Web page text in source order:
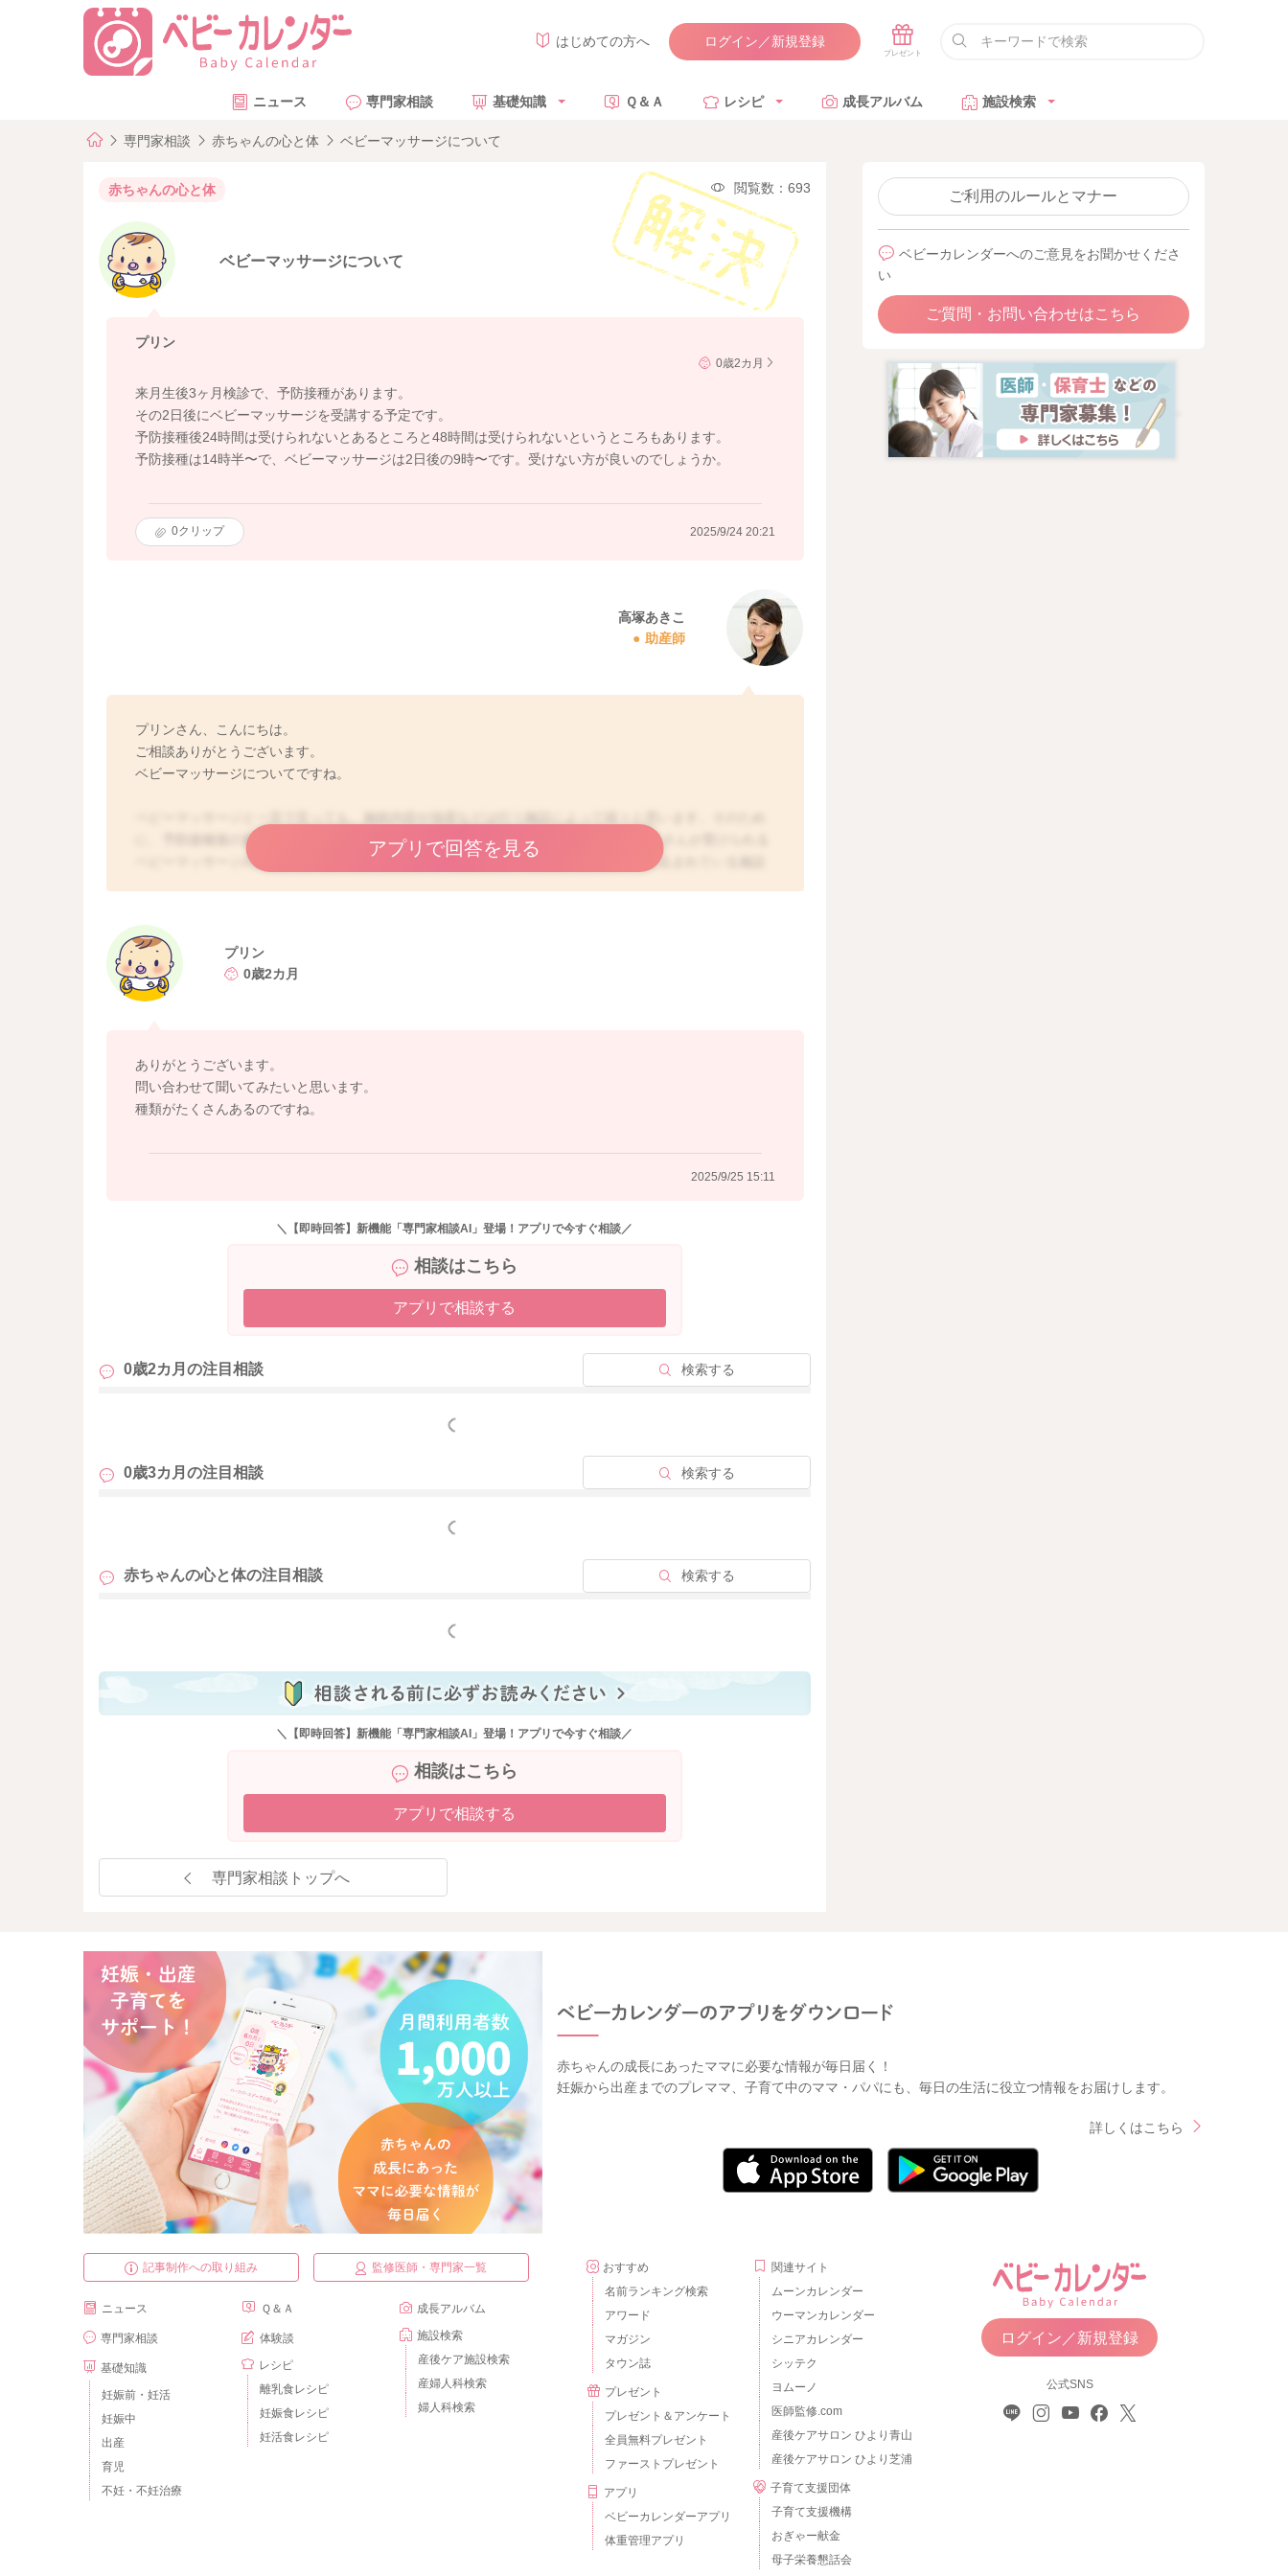
はじめての方へ ログイン／新規登録
ニュース 専門家相談 基礎知識 Ｑ＆Ａ レシピ 成長アルバム 施設検索
専門家相談 赤ちゃんの心と体 ベビーマッサージについて
赤ちゃんの心と体 閲覧数：693
ベビーマッサージについて
プリン
0歳2カ月
来月生後3ヶ月検診で、予防接種があります。
その2日後にベビーマッサージを受講する予定です。
予防接種後24時間は受けられないとあるところと48時間は受けられないというところもあります。
予防接種は14時半〜で、ベビーマッサージは2日後の9時〜です。受けない方が良いのでしょうか。
0クリップ 2025/9/24 20:21
高塚あきこ
助産師
プリンさん、こんにちは。
ご相談ありがとうございます。
ベビーマッサージについてですね。
に、予防接種後の施術は24時間〜48時間と幅があるのかもしれませんね。実際にプリンさんが受けられる
ベビーマッサージの内容がどのようなものかは分かりませんが、ご心配であれば、申し込まれている施設
アプリで回答を見る
プリン
0歳2カ月
ありがとうございます。
問い合わせて聞いてみたいと思います。
種類がたくさんあるのですね。
2025/9/25 15:11
＼【即時回答】新機能「専門家相談AI」登場！アプリで今すぐ相談／
相談はこちら
アプリで相談する
0歳2カ月の注目相談 検索する
もっと見る
0歳3カ月の注目相談 検索する
もっと見る
赤ちゃんの心と体の注目相談 検索する
もっと見る
＼【即時回答】新機能「専門家相談AI」登場！アプリで今すぐ相談／
相談はこちら
アプリで相談する
専門家相談トップへ
ご利用のルールとマナー
ベビーカレンダーへのご意見をお聞かせくださ
い
ご質問・お問い合わせはこちら
赤ちゃんの成長にあったママに必要な情報が毎日届く！
妊娠から出産までのプレママ、子育て中のママ・パパにも、毎日の生活に役立つ情報をお届けします。
詳しくはこちら
記事制作への取り組み 監修医師・専門家一覧
ニュース
専門家相談
基礎知識
妊娠前・妊活
妊娠中
出産
育児
不妊・不妊治療
Ｑ＆Ａ
体験談
レシピ
離乳食レシピ
妊娠食レシピ
妊活食レシピ
成長アルバム
施設検索
産後ケア施設検索
産婦人科検索
婦人科検索
おすすめ
名前ランキング検索
アワード
マガジン
タウン誌
プレゼント
プレゼント＆アンケート
全員無料プレゼント
ファーストプレゼント
アプリ
ベビーカレンダーアプリ
体重管理アプリ
関連サイト
ムーンカレンダー
ウーマンカレンダー
シニアカレンダー
シッテク
ヨムーノ
医師監修.com
産後ケアサロン ひより青山
産後ケアサロン ひより芝浦
子育て支援団体
子育て支援機構
おぎゃー献金
母子栄養懇話会
ログイン／新規登録
公式SNS